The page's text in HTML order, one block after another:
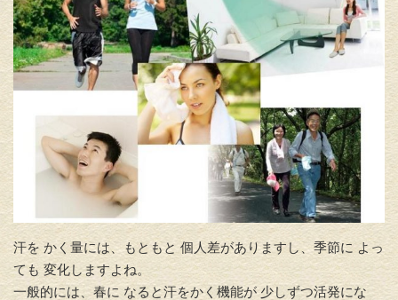
汗を かく量には、もともと 個人差がありますし、季節に よっ
ても 変化しますよね。
一般的には、春に なると汗をかく機能が 少しずつ活発にな